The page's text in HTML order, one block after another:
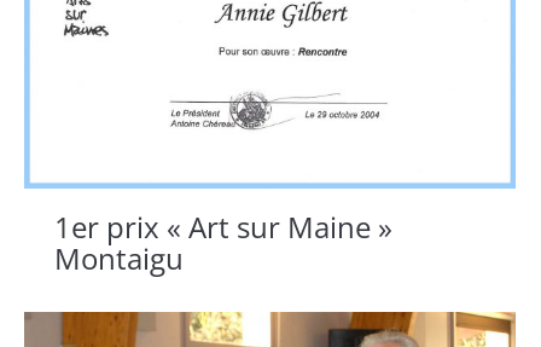
1er prix « Art sur Maine »
Montaigu